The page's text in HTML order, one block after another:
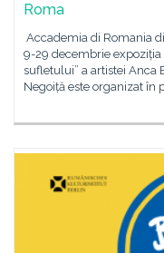
Roma
Accademia di Romania
9-29 decembrie expoziția
sufletului” a artistei
Negoiță este organizat în